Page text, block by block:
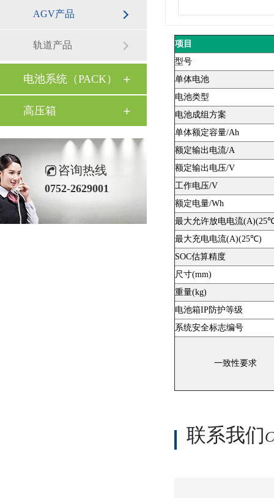
AGV产品
轨道产品
电池系统（PACK）
高压箱
咨询热线
0752-2629001
项目
型号
单体电池
电池类型
电池成组方案
单体额定容量/Ah
额定输出电流/A
额定输出电压/V
工作电压/V
额定电量/Wh
最大允许放电电流
最大充电电流(A)(25℃)
SOC估算精度
尺寸(mm)
重量(kg)
电池箱IP防护等级
系统安全标志编号
一致性要求
联系我们